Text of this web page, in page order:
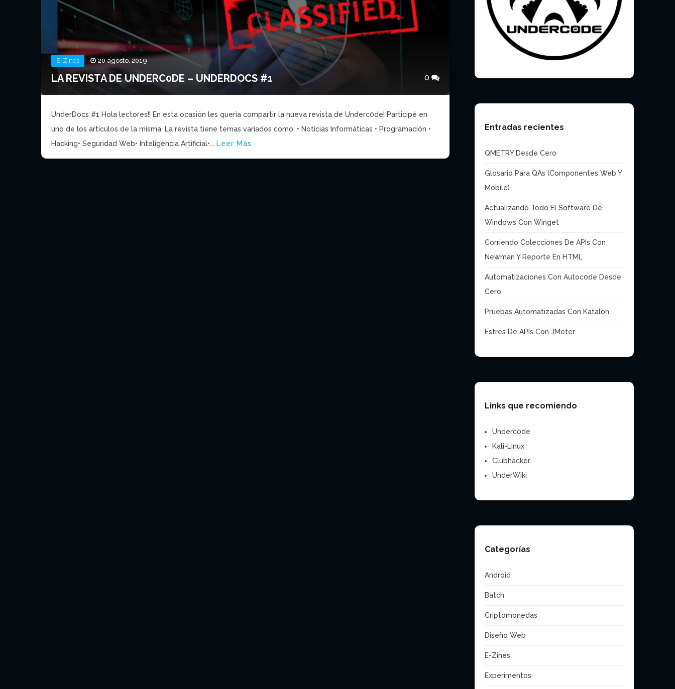
E-Zines 20 agosto, 2019
0
LA REVISTA DE UNDERC0DE – UNDERDOCS #1
UnderDocs #1 Hola lectores!! En esta ocasión les quería compartir la nueva revista de Underc0de! Participé en
uno de los artículos de la misma. La revista tiene temas variados como: • Noticias Informáticas • Programación •
Hacking• Seguridad Web• Inteligencia Artificial•... Leer Más
Entradas recientes
QMETRY Desde Cero
Glosario Para QAs (Componentes Web Y
Mobile)
Actualizando Todo El Software De
Windows Con Winget
Corriendo Colecciones De APIs Con
Newman Y Reporte En HTML
Automatizaciones Con Autoc0de Desde
Cero
Pruebas Automatizadas Con Katalon
Estrés De APIs Con JMeter
Links que recomiendo
Underc0de
Kali-Linux
Clubhacker
UnderWiki
Categorías
Android
Batch
Criptomonedas
Diseño Web
E-Zines
Experimentos